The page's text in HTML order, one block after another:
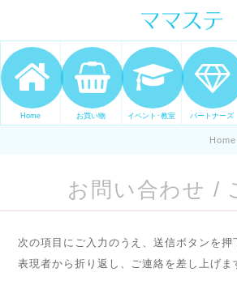
ママの才能発信しま
表現ステージ ママス
ンスを表現したいマ
ます。
Home お買い物 イベント･教室 パートナーズ
Home
お問い合わせ /
次の項目にご入力のうえ、送信ボタンを押
表現者から折り返し、ご連絡を差し上げま